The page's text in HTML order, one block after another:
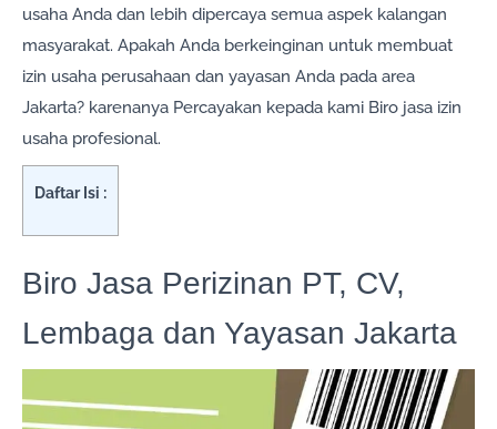
usaha Anda dan lebih dipercaya semua aspek kalangan
masyarakat. Apakah Anda berkeinginan untuk membuat
izin usaha perusahaan dan yayasan Anda pada area
Jakarta? karenanya Percayakan kepada kami Biro jasa izin
usaha profesional.
Daftar Isi :
Biro Jasa Perizinan PT, CV,
Lembaga dan Yayasan Jakarta